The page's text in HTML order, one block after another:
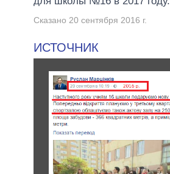
Сказано 20 сентября 2016 г.
ИСТОЧНИК